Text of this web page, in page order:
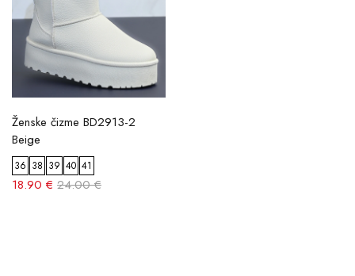
Ženske čizme BD2913-2
Beige
36 38 39 40 41
18.90 € 24.00 €